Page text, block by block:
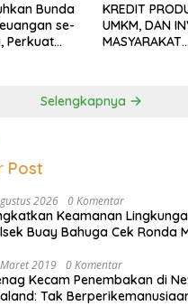
Bunda
se-
Perkuat
KREDIT
UMKM, DAN
MASYARAKAT
Selengkapnya
Post
2026 0 Komentar
Keamanan
Buay Bahuga Cek Ronda
2019 0 Komentar
Kecam Penembakan di
Tak